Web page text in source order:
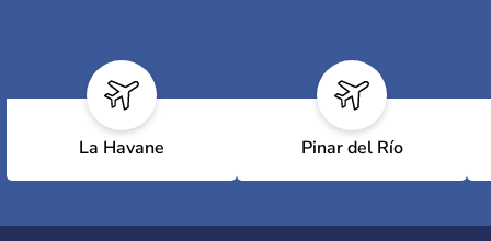
La Havane Pinar del Río